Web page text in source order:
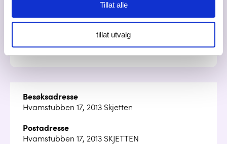
Tillat alle
tillat utvalg
senioradvokat
aurora@advonico.no
91366712
Besøksadresse
Hvamstubben 17, 2013 Skjetten
Postadresse
Hvamstubben 17, 2013 SKJETTEN